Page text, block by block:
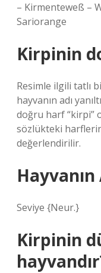
– Kirmenteweß –
Sariorange
Kirpinin
Resimle ilgili tatlı
hayvanın adı
doğru harf “kirpi”
sözlükteki
değerlendirilir.
Hayvanın
Seviye {Neur.}
Kirpinin